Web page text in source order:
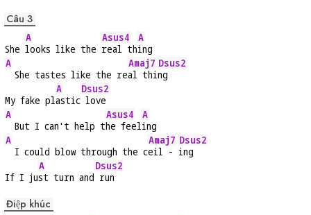
Câu 3
She
A
looks like the
Asus4
real th
A
ing
A
  She tastes like the re
Amaj7
al thi
Dsus2
ng
My fake pl
A
astic
Dsus2
love
A
  But I can't help t
Asus4
he feel
A
ing
A
  I could blow through the c
Amaj7
eil -
Dsus2
ing
If I ju
A
st turn and
Dsus2
run
Điệp khúc